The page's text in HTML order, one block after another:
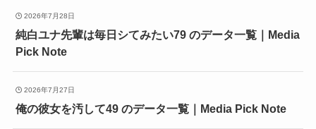
2026年7月28日
純白ユナ先輩は毎日シてみたい79 のデータ一覧｜Media
Pick Note
2026年7月27日
俺の彼女を汚して49 のデータ一覧｜Media Pick Note